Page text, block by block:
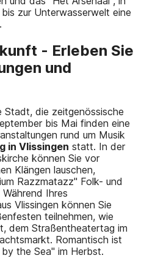
zur Unterwasserwelt eine
- Erleben Sie
und
Stadt, die zeitgenössische
bis Mai finden eine
rund um Musik
in Vlissingen statt. In der
können Sie vor
Klängen lauschen,
Razzmatazz" Folk- und
Ihres
Vlissingen können Sie
teilnehmen, wie
dem Straßentheatertag im
Romantisch ist
the Sea" im Herbst.